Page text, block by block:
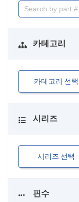
카테고리
카테고리 선택
시리즈
시리즈 선택
핀수